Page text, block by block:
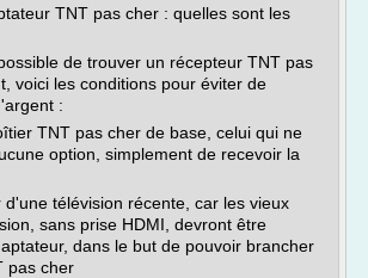
TNT pas cher : quelles sont les
de trouver un récepteur TNT pas
voici les conditions pour éviter de
:
TNT pas cher de base, celui qui ne
option, simplement de recevoir la
d'une télévision récente, car les vieux
sans prise HDMI, devront être
dans le but de pouvoir brancher
pas cher